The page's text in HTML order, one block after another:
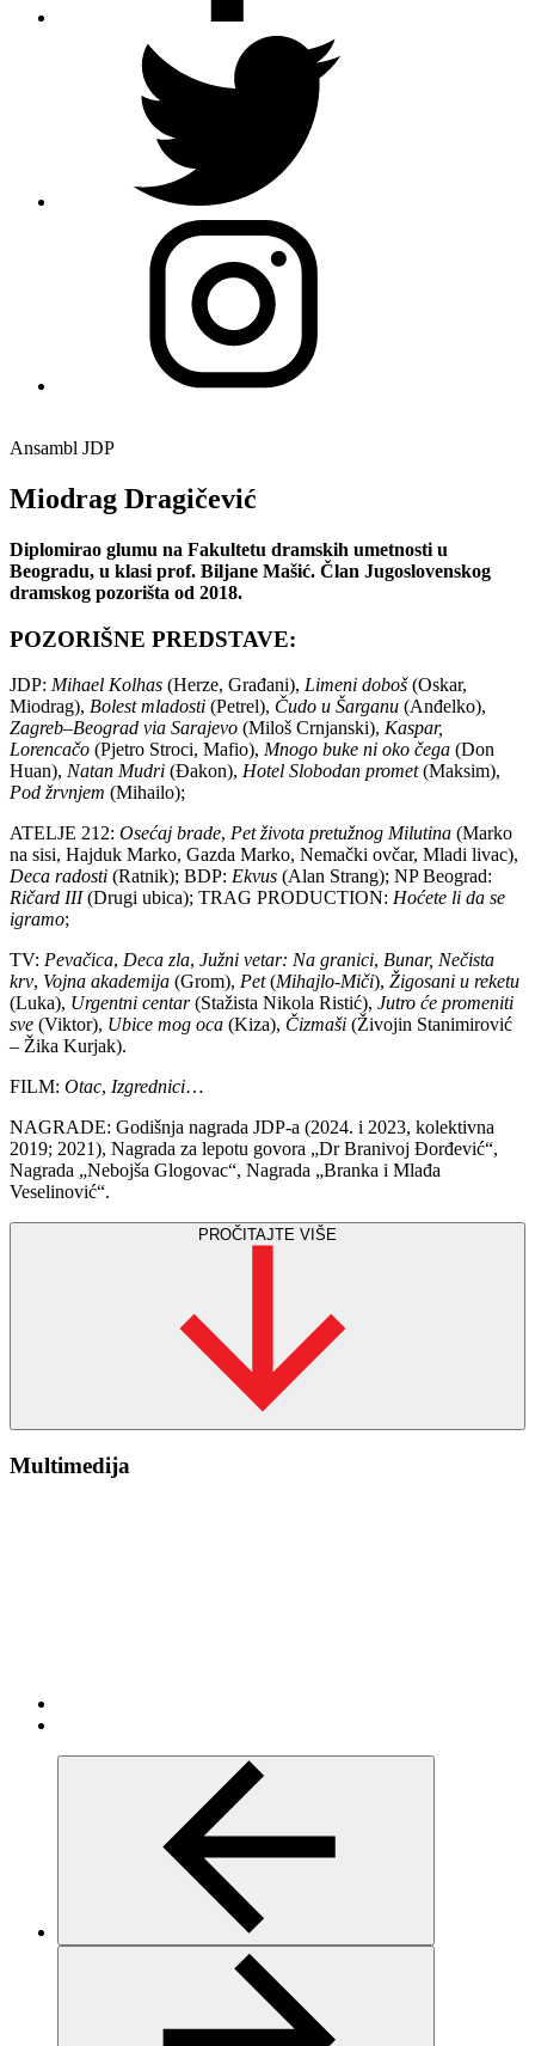
Ansambl JDP
Miodrag Dragičević
Diplomirao glumu na Fakultetu dramskih umetnosti u
Beogradu, u klasi prof. Biljane Mašić. Član Jugoslovenskog
dramskog pozorišta od 2018.
POZORIŠNE PREDSTAVE:
JDP: Mihael Kolhas (Herze, Građani), Limeni doboš(Oskar,
Miodrag), Bolest mladosti (Petrel), Čudo u Šarganu (Anđelko),
Zagreb–Beograd via Sarajevo (Miloš Crnjanski), Kaspar,
Lorencačo (Pjetro Stroci, Mafio), Mnogo buke ni oko čega (Don
Huan), Natan Mudri (Đakon), Hotel Slobodan promet(Maksim),
Pod žrvnjem (Mihailo);
ATELJE 212: Osećaj brade, Pet života pretužnog Milutina (Marko
na sisi, Hajduk Marko, Gazda Marko, Nemački ovčar, Mladi livac),
Deca radosti (Ratnik); BDP: Ekvus (Alan Strang); NP Beograd:
Ričard III(Drugi ubica); TRAG PRODUCTION: Hoćete li da se
igramo;
TV: Pevačica, Deca zla, Južni vetar: Na granici, Bunar, Nečista
krv, Vojna akademija (Grom), Pet(Mihajlo-Miči), Žigosani u reketu
(Luka), Urgentni centar(Stažista Nikola Ristić), Jutro će promeniti
sve (Viktor), Ubice mog oca (Kiza), Čizmaši (Živojin Stanimirović
– Žika Kurjak).
FILM: Otac, Izgrednici…
NAGRADE: Godišnja nagrada JDP-a (2024. i 2023, kolektivna
2019; 2021), Nagrada za lepotu govora „Dr Branivoj Đorđević“,
Nagrada „Nebojša Glogovac“, Nagrada „Branka i Mlađa
Veselinović“.
PROČITAJTE VIŠE
Multimedija